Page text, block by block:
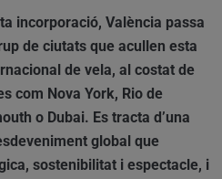
incorporació, València passa
de ciutats que acullen esta
de vela, al costat de
com Nova York, Rio de
o Dubai. Es tracta d’una
global que
sostenibilitat i espectacle, i